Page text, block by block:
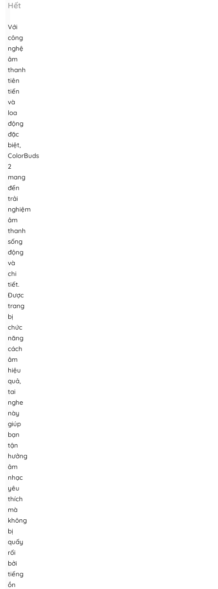
Hết
Với
công
nghệ
âm
thanh
tiên
tiến
và
loa
động
đặc
biệt,
ColorBuds
2
mang
đến
trải
nghiệm
âm
thanh
sống
động
và
chi
tiết.
Được
trang
bị
chức
năng
cách
âm
hiệu
quả,
tai
nghe
này
giúp
bạn
tận
hưởng
âm
nhạc
yêu
thích
mà
không
bị
quấy
rối
bởi
tiếng
ồn